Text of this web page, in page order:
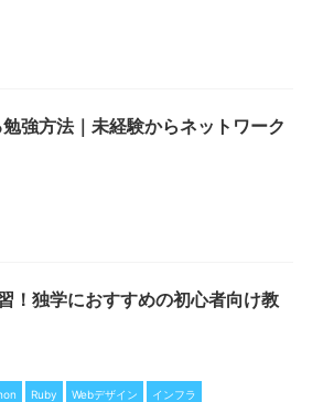
強方法｜未経験からネットワーク
！独学におすすめの初心者向け教
Ruby Webデザイン インフラ